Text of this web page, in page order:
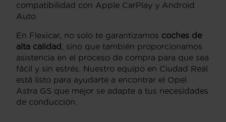
compatibilidad con Apple CarPlay y Android
Auto.
En Flexicar, no solo te garantizamos coches de
alta calidad , sino que también proporcionamos
asistencia en el proceso de compra para que sea
fácil y sin estrés. Nuestro equipo en Ciudad Real
está listo para ayudarte a encontrar el Opel
Astra GS que mejor se adapte a tus necesidades
de conducción.